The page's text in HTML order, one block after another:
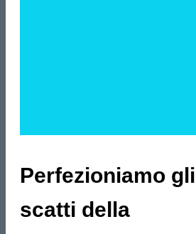
Perfezioniamo gli
scatti della